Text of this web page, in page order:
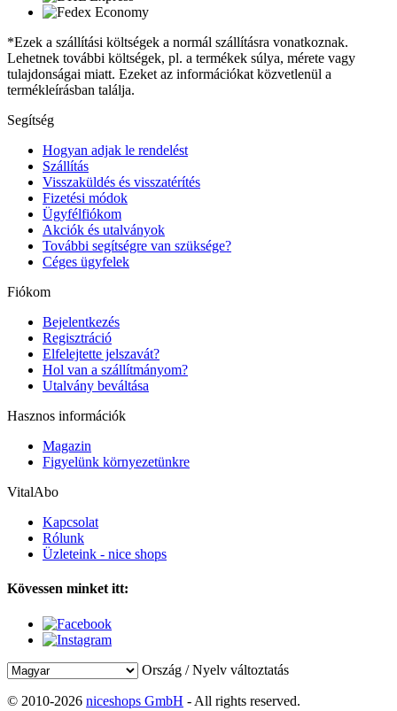
*Ezek a szállítási költségek a normál szállításra vonatkoznak.
Lehetnek további költségek, pl. a termékek súlya, mérete vagy
tulajdonságai miatt. Ezeket az információkat közvetlenül a
termékleírásban találja.
Segítség
Hogyan adjak le rendelést
Szállítás
Visszaküldés és visszatérítés
Fizetési módok
Ügyfélfiókom
Akciók és utalványok
További segítségre van szüksége?
Céges ügyfelek
Fiókom
Bejelentkezés
Regisztráció
Elfelejtette jelszavát?
Hol van a szállítmányom?
Utalvány beváltása
Hasznos információk
Magazin
Figyelünk környezetünkre
VitalAbo
Kapcsolat
Rólunk
Üzleteink - nice shops
Kövessen minket itt:
Ország / Nyelv változtatás
© 2010-2026 niceshops GmbH - All rights reserved.